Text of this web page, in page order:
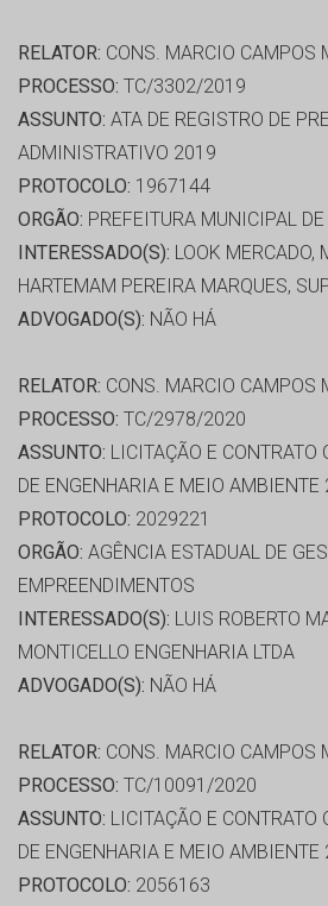
RELATOR: CONS. MARCIO CAMPOS
PROCESSO: TC/3302/2019
ASSUNTO: ATA DE REGISTRO DE
ADMINISTRATIVO 2019
PROTOCOLO: 1967144
ORGÃO: PREFEITURA MUNICIPAL
INTERESSADO(S): LOOK MERCADO,
HARTEMAM PEREIRA MARQUES,
ADVOGADO(S): NÃO HÁ
RELATOR: CONS. MARCIO CAMPOS
PROCESSO: TC/2978/2020
ASSUNTO: LICITAÇÃO E CONTRATO
DE ENGENHARIA E MEIO AMBIENTE
PROTOCOLO: 2029221
ORGÃO: AGÊNCIA ESTADUAL DE
EMPREENDIMENTOS
INTERESSADO(S): LUIS ROBERTO
MONTICELLO ENGENHARIA LTDA
ADVOGADO(S): NÃO HÁ
RELATOR: CONS. MARCIO CAMPOS
PROCESSO: TC/10091/2020
ASSUNTO: LICITAÇÃO E CONTRATO
DE ENGENHARIA E MEIO AMBIENTE
PROTOCOLO: 2056163